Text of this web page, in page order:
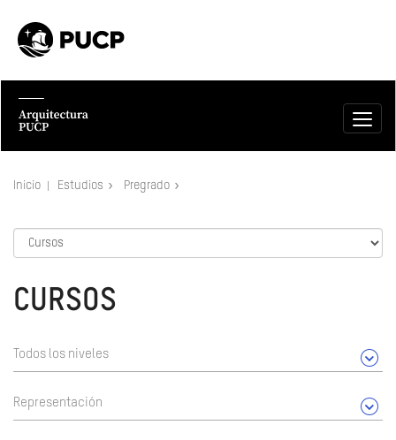
Inicio Estudios Pregrado
CURSOS
Todos los niveles
Representación